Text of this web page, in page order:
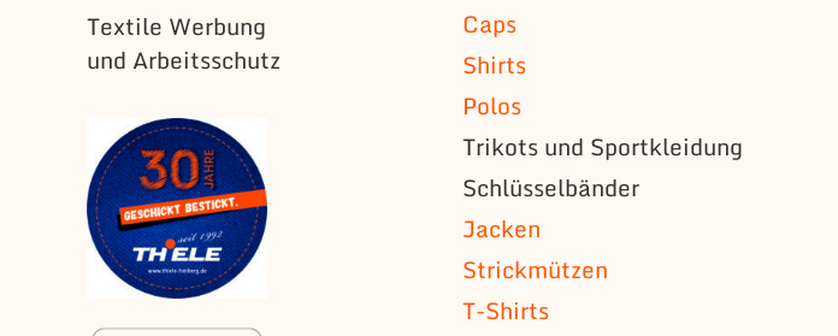
Textile Werbung
und Arbeitsschutz
Caps
Shirts
Polos
Trikots und Sportkleidung
Schlüsselbänder
Jacken
Strickmützen
T-Shirts